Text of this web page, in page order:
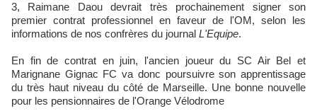
3, Raimane Daou devrait très prochainement signer son
premier contrat professionnel en faveur de l'OM, selon les
informations de nos confrères du journal L'Equipe.
En fin de contrat en juin, l'ancien joueur du SC Air Bel et
Marignane Gignac FC va donc poursuivre son apprentissage
du très haut niveau du côté de Marseille. Une bonne nouvelle
pour les pensionnaires de l'Orange Vélodrome